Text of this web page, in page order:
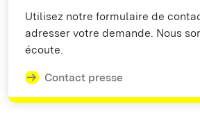
Utilisez notre formulaire de
adresser votre demande. Nous
écoute.
Contact presse